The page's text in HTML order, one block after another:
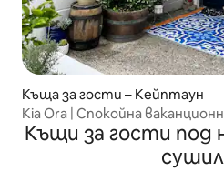
Къща за гости – Кейптаун
Kia Ora | Спокойна
Къщи за гости под